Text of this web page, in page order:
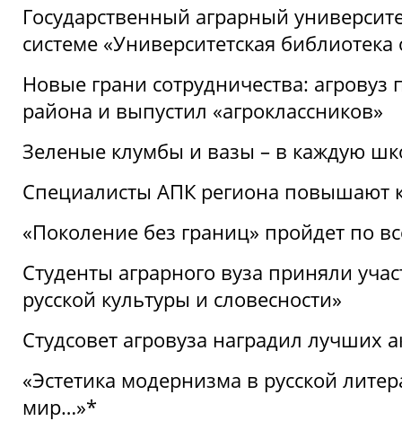
Государственный аграрный
системе «Университетская
Новые грани сотрудничества:
района и выпустил «агроклассников»
Зеленые клумбы и вазы – в каждую
Специалисты АПК региона повышают
«Поколение без границ» пройдет по
Студенты аграрного вуза приняли
русской культуры и словесности»
Студсовет агровуза наградил лучших
«Эстетика модернизма в русской
мир…»*